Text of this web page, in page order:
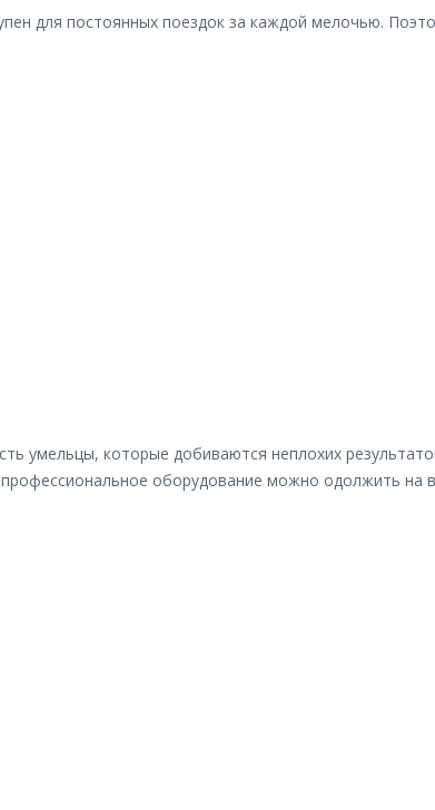
для постоянных поездок за каждой мелочью.
умельцы, которые добиваются неплохих
оборудование можно одолжить на